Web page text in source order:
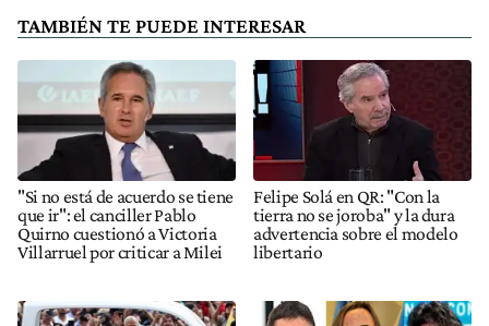
TAMBIÉN TE PUEDE INTERESAR
"Si no está de acuerdo se tiene
que ir": el canciller Pablo
Quirno cuestionó a Victoria
Villarruel por criticar a Milei
Felipe Solá en QR: "Con la
tierra no se joroba" y la dura
advertencia sobre el modelo
libertario